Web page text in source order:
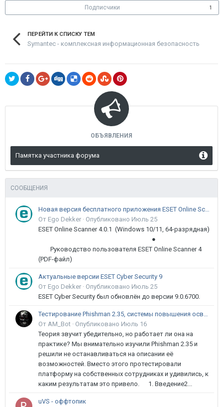
Подписчики 1
ПЕРЕЙТИ К СПИСКУ ТЕМ
Symantec - комплексная информационная безопасность
ОБЪЯВЛЕНИЯ
Памятка участника форума
СООБЩЕНИЯ
Новая версия бесплатного приложения ESET Online Scanner доступна пользователям
От Ego Dekker · Опубликовано Июль 25
ESET Online Scanner 4.0.1 (Windows 10/11, 64-разрядная)
●
Руководство пользователя ESET Online Scanner 4
(PDF-файл)
Актуальные версии ESET Cyber Security 9
От Ego Dekker · Опубликовано Июль 25
ESET Cyber Security был обновлён до версии 9.0.6700.
Тестирование Phishman 2.35, системы повышения осведомлённости пользователей в сфере ИБ
От AM_Bot · Опубликовано Июль 16
Теория звучит убедительно, но работает ли она на
практике? Мы внимательно изучили Phishman 2.35 и
решили не останавливаться на описании её
возможностей. Вместо этого протестировали
платформу на собственных сотрудниках и удивились, к
каким результатам это привело. 1. Введение2...
uVS - оффтопик